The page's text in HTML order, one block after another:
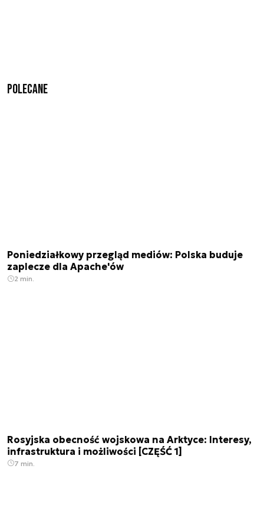
Polecane
Poniedziałkowy przegląd mediów: Polska buduje
zaplecze dla Apache'ów
2 min.
Rosyjska obecność wojskowa na Arktyce: Interesy,
infrastruktura i możliwości [CZĘŚĆ 1]
7 min.